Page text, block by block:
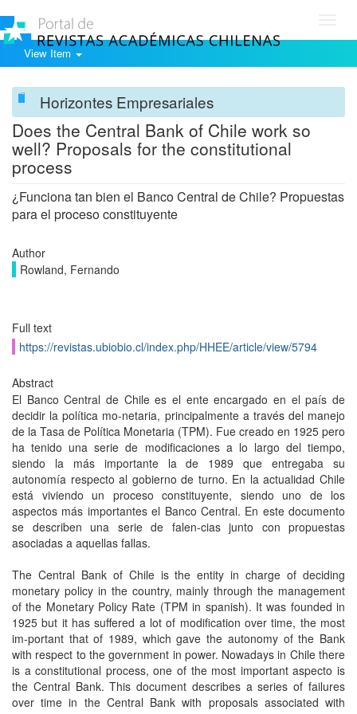
View Item
Horizontes Empresariales
Does the Central Bank of Chile work so
well? Proposals for the constitutional
process
¿Funciona tan bien el Banco Central de Chile? Propuestas
para el proceso constituyente
Author
Rowland, Fernando
Full text
https://revistas.ubiobio.cl/index.php/HHEE/article/view/5794
Abstract
El Banco Central de Chile es el ente encargado en el país de
decidir la política mo-netaria, principalmente a través del manejo
de la Tasa de Política Monetaria (TPM). Fue creado en 1925 pero
ha tenido una serie de modificaciones a lo largo del tiempo,
siendo la más importante la de 1989 que entregaba su
autonomía respecto al gobierno de turno. En la actualidad Chile
está viviendo un proceso constituyente, siendo uno de los
aspectos más importantes el Banco Central. En este documento
se describen una serie de falen-cias junto con propuestas
asociadas a aquellas fallas.
The Central Bank of Chile is the entity in charge of deciding
monetary policy in the country, mainly through the management
of the Monetary Policy Rate (TPM in spanish). It was founded in
1925 but it has suffered a lot of modification over time, the most
im-portant that of 1989, which gave the autonomy of the Bank
with respect to the government in power. Nowadays in Chile there
is a constitutional process, one of the most important aspecto is
the Central Bank. This document describes a series of failures
over time in the Central Bank with proposals associated with